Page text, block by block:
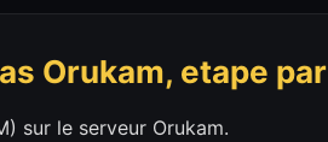
Orukam, etape
sur le serveur Orukam.